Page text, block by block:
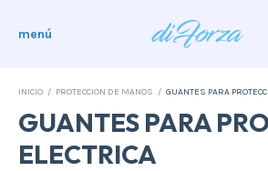
menú
INICIO / PROTECCION DE MANOS / GUANTES PARA
GUANTES PARA
ELECTRICA